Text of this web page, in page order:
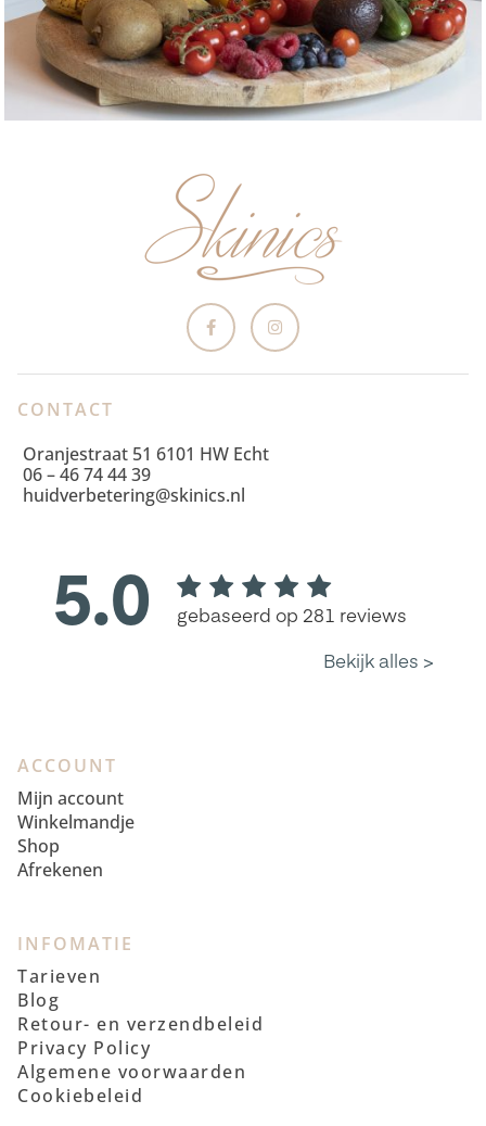
CONTACT
Oranjestraat 51 6101 HW Echt
06 – 46 74 44 39
huidverbetering@skinics.nl
ACCOUNT
Mijn account
Winkelmandje
Shop
Afrekenen
INFOMATIE
Tarieven
Blog
Retour- en verzendbeleid
Privacy Policy
Algemene voorwaarden
Cookiebeleid